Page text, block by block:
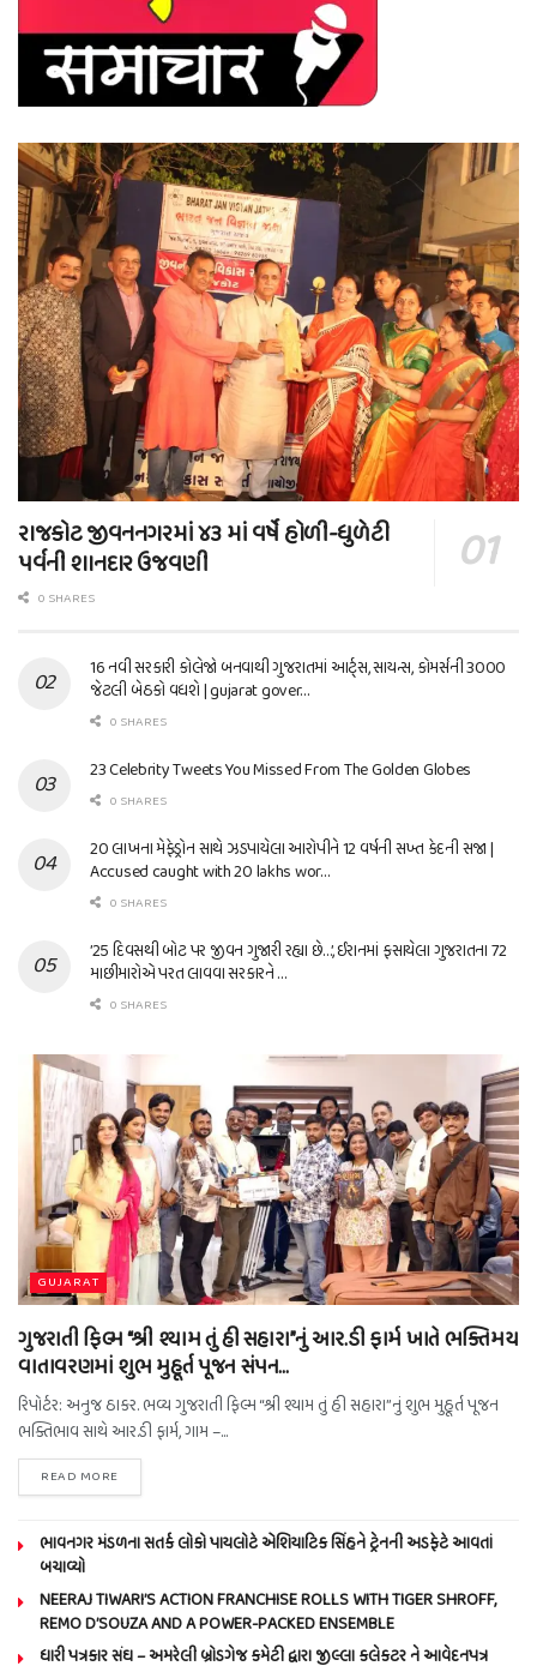
રાજકોટ જીવનનગરમાં ૪૩ માં વર્ષે હોળી-ધુળેટી
પર્વની શાનદાર ઉજવણી
0 SHARES
16 નવી સરકારી કોલેજો બનવાથી ગુજરાતમાં આર્ટ્સ, સાયન્સ, કોમર્સની 3000
જેટલી બેઠકો વધશે | gujarat gover…
0 SHARES
23 Celebrity Tweets You Missed From The Golden Globes
0 SHARES
20 લાખના મેફેડ્રોન સાથે ઝડપાયેલા આરોપીને 12 વર્ષની સખ્ત કેદની સજા |
Accused caught with 20 lakhs wor…
0 SHARES
’25 દિવસથી બોટ પર જીવન ગુજારી રહ્યા છે…’, ઈરાનમાં ફસાયેલા ગુજરાતના 72
માછીમારોએ પરત લાવવા સરકારને …
0 SHARES
GUJARAT
ગુજરાતી ફિલ્મ “શ્રી શ્યામ તું હી સહારા”નું આર.ડી ફાર્મ ખાતે ભક્તિમય
વાતાવરણમાં શુભ મુહૂર્ત પૂજન સંપન…
રિપોર્ટર: અનુજ ઠાકર. ભવ્ય ગુજરાતી ફિલ્મ “શ્રી શ્યામ તું હી સહારા”નું શુભ મુહૂર્ત પૂજન
ભક્તિભાવ સાથે આર.ડી ફાર્મ, ગામ –...
READ MORE
ભાવનગર મંડળના સતર્ક લોકો પાયલોટે એશિયાટિક સિંહને ટ્રેનની અડફેટે આવતાં
બચાવ્યો
NEERAJ TIWARI’S ACTION FRANCHISE ROLLS WITH TIGER SHROFF,
REMO D’SOUZA AND A POWER-PACKED ENSEMBLE
ધારી પત્રકાર સંઘ – અમરેલી બ્રોડગેજ કમેટી દ્વારા જીલ્લા કલેકટર ને આવેદનપત્ર